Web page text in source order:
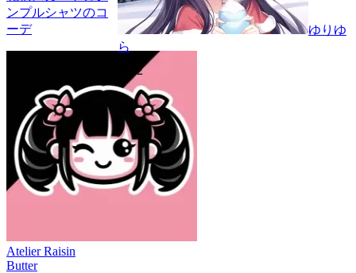
ンプルシャツのコ
ーデ
Atelier Raisin
Butter
ゆりゆ
ら
2